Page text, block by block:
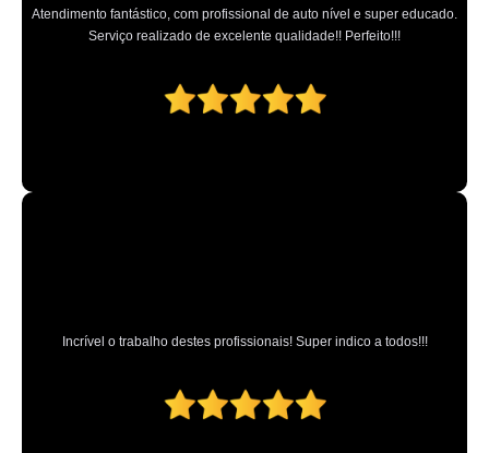
Atendimento fantástico, com profissional de auto nível e super educado.
Serviço realizado de excelente qualidade!! Perfeito!!!
Incrível o trabalho destes profissionais! Super indico a todos!!!